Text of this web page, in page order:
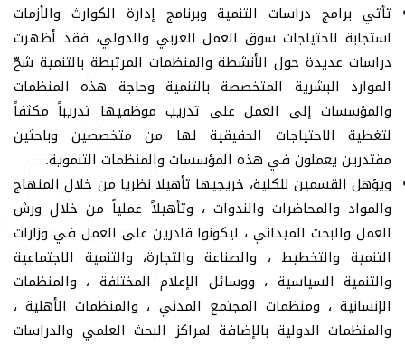
تأتي برامج دراسات التنمية وبرنامج إدارة الكوارث والأزمات
استجابة لاحتياجات سوق العمل العربي والدولي، فقد أظهرت
دراسات عديدة حول الأنشطة والمنظمات المرتبطة بالتنمية شحّ
الموارد البشرية المتخصصة بالتنمية وحاجة هذه المنظمات
والمؤسسات إلى العمل على تدريب موظفيها تدريباً مكثفاً
لتغطية الاحتياجات الحقيقية لها من متخصصين وباحثين
مقتدرين يعملون في هذه المؤسسات والمنظمات التنموية.
ويؤهل القسمين للكلية، خريجيها تأهيلا نظريا من خلال المنهاج
والمواد والمحاضرات والندوات ، وتأهيلاً عملياً من خلال ورش
العمل والبحث الميداني ، ليكونوا قادرين على العمل في وزارات
التنمية والتخطيط ، والصناعة والتجارة، والتنمية الاجتماعية
والتنمية السياسية ، ووسائل الإعلام المختلفة ، والمنظمات
الإنسانية ، ومنظمات المجتمع المدني ، والمنظمات الأهلية ،
والمنظمات الدولية بالإضافة لمراكز البحث العلمي والدراسات